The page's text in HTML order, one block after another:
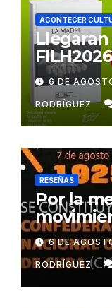
ACONTECER
FILH2026
6 DE
RODRÍGUEZ
RESEÑAS
Por la
6 DE
RODRÍGUEZ